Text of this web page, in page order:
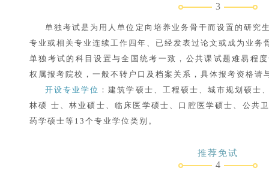
3
单独考试是为用人单位定向培养业务骨干而设置的研究
专业或相关专业连续工作四年、已经发表过论文或成为业务
单独考试的科目设置与全国统考一致，公共课试题难易程
权属报考院校，一般不转户口及档案关系，具体报考资格请
开设专业学位 ：建筑学硕士、工程硕士、城市规划硕士
林硕 士、林业硕士、临床医学硕士、口腔医学硕士、公共
药学硕士等13个专业学位类别。
推荐免试
4